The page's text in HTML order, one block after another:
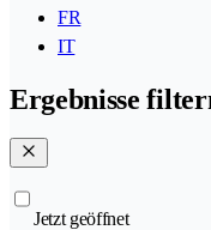
FR
IT
Ergebnisse
Jetzt geöffnet